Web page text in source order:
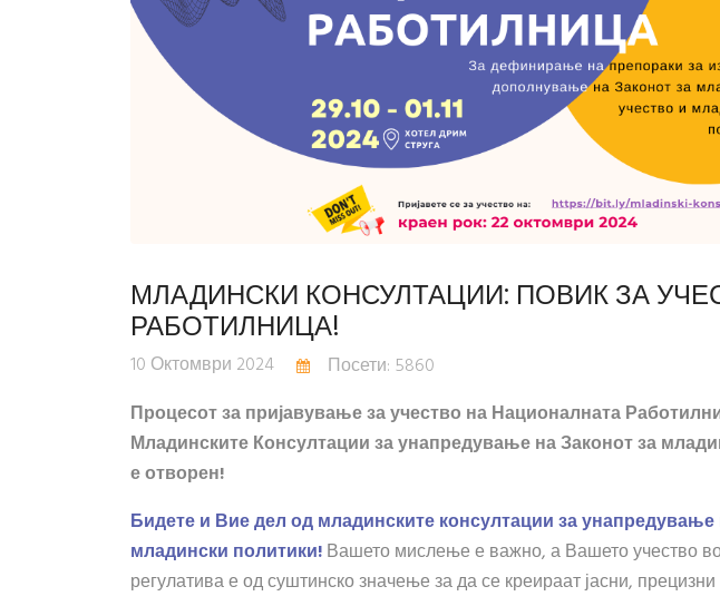
МЛАДИНСКИ КОНСУЛТАЦИИ: ПОВИК ЗА
РАБОТИЛНИЦА!
10 Октомври 2024
Посети: 5860
Процесот за пријавување за учество на Националната
Младинските Консултации за унапредување на Законот за
е отворен!
Бидете и Вие дел од младинските консултации за
младински политики!Вашето мислење е важно, а Вашето учество
регулатива е од суштинско значење за да се креираат јасни,